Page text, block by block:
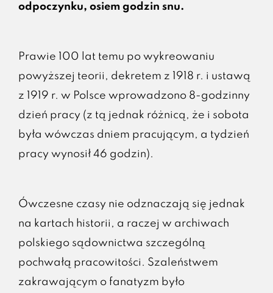
odpoczynku, osiem godzin snu.
Prawie 100 lat temu po wykreowaniu
powyższej teorii, dekretem z 1918 r. i ustawą
z 1919 r. w Polsce wprowadzono 8-godzinny
dzień pracy (z tą jednak różnicą, że i sobota
była wówczas dniem pracującym, a tydzień
pracy wynosił 46 godzin).
Ówczesne czasy nie odznaczają się jednak
na kartach historii, a raczej w archiwach
polskiego sądownictwa szczególną
pochwałą pracowitości. Szaleństwem
zakrawającym o fanatyzm było